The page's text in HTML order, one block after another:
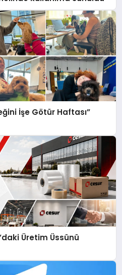
İşe Götür Haftası”
Üretim Üssünü